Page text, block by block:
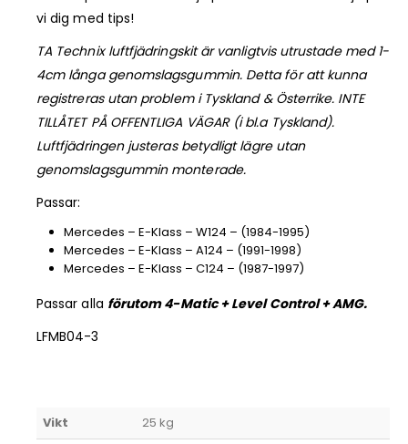
vi dig med tips!
TA Technix luftfjädringskit är vanligtvis utrustade med 1-
4cm långa genomslagsgummin. Detta för att kunna
registreras utan problem i Tyskland & Österrike. INTE
TILLÅTET PÅ OFFENTLIGA VÄGAR (i bl.a Tyskland).
Luftfjädringen justeras betydligt lägre utan
genomslagsgummin monterade.
Passar:
Mercedes – E-Klass – W124 – (1984-1995)
Mercedes – E-Klass – A124 – (1991-1998)
Mercedes – E-Klass – C124 – (1987-1997)
Passar alla förutom 4-Matic + Level Control + AMG.
LFMB04-3
Vikt
25 kg